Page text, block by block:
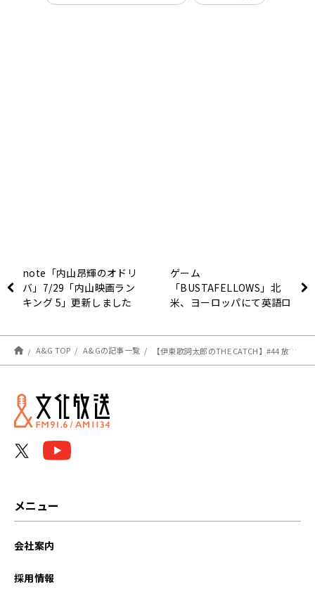
note「内山昂輝のオドリ
バ」7/29「内山映画ラン
キング 5」更新しました
ゲーム
「BUSTAFELLOWS」北
米、ヨーロッパにて英語ロ
A&G TOP A&Gの記事一覧 【伊東歌詞太郎のTHE CATCH】#44 放送後記
メニュー
会社案内
採用情報